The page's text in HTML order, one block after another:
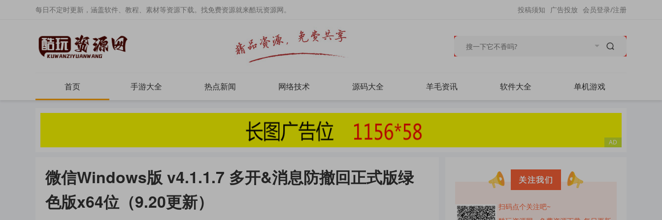
每日不定时更新，涵盖软件、教程、素材等资源下载。找免费资源就来酷玩资源网。 会员登录/注册
广告投放
投稿须知
首页 手游大全 热点新闻 网络技术 源码大全 羊毛资讯 软件大全 单机游戏
微信Windows版 v4.1.1.7 多开&消息防撤回正式版绿
色版x64位（9.20更新）
关注我们
扫码点个关注吧~